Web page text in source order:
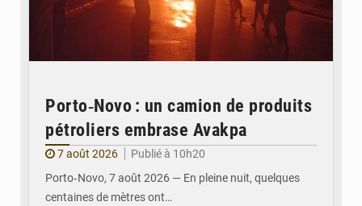
Porto‑Novo : un camion de produits
pétroliers embrase Avakpa
7 août 2026
Publié à 10h20
Porto‑Novo, 7 août 2026 — En pleine nuit, quelques
centaines de mètres ont…